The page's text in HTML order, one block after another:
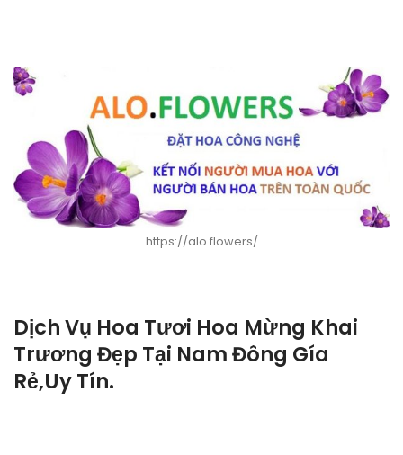
https://alo.flowers/
Dịch Vụ Hoa Tươi Hoa Mừng Khai
Trương Đẹp Tại Nam Đông Gía
Rẻ,Uy Tín.